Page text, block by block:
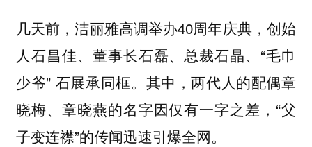
几天前，洁丽雅高调举办40周年庆典，创始
人石昌佳、董事长石磊、总裁石晶、“毛巾
少爷” 石展承同框。其中，两代人的配偶章
晓梅、章晓燕的名字因仅有一字之差，“父
子变连襟”的传闻迅速引爆全网。